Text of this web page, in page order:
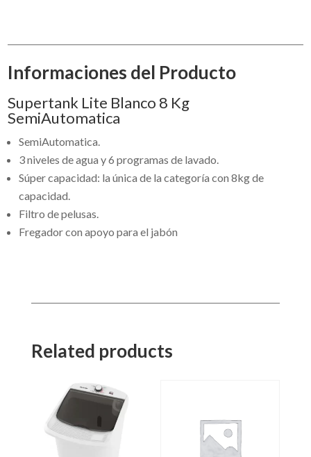
Informaciones del Producto
Supertank Lite Blanco 8 Kg
SemiAutomatica
SemiAutomatica.
3 niveles de agua y 6 programas de lavado.
Súper capacidad: la única de la categoría con 8kg de
capacidad.
Filtro de pelusas.
Fregador con apoyo para el jabón
Related products